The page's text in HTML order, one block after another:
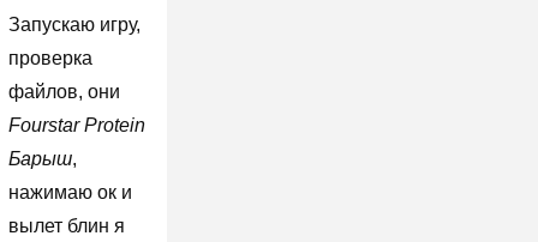
Запускаю игру,
проверка
файлов, они
Fourstar Protein
Барыш,
нажимаю ок и
вылет блин я